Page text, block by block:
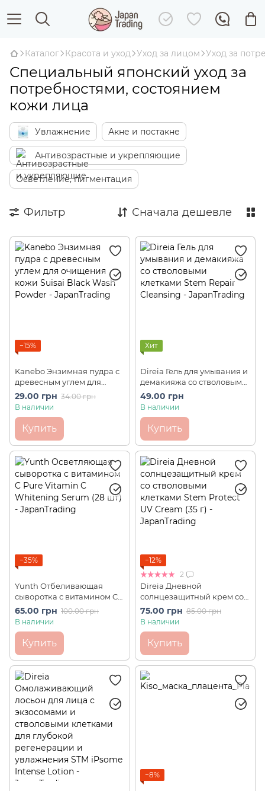
Каталог Красота и уход Уход за лицом Уход за
Специальный японский уход за
потребностями, состоянием
кожи лица
Увлажнение Акне и постакне
Антивозрастные и укрепляющие
Осветление, пигментация
Фильтр Сначала дешевле
−15%
Kanebo Энзимная пудра с
древесным углем для
очищения кожи Suisai
Black Wash Powder 1 шт
29.00 грн 34.00 грн
В наличии
Купить
Хит
Direia Гель для умывания и
демакияжа со стволовыми
клетками Stem Repair
Cleansing (3 мл, пробник)
49.00 грн
В наличии
Купить
−35%
Yunth Отбеливающая
сыворотка с витамином C
Pure Vitamin C Whitening
Serum (1 шт)
65.00 грн 100.00 грн
В наличии
Купить
−12%
2
Direia Дневной
солнцезащитный крем со
стволовыми клетками
Stem Protect UV Cream (1,5 г
75.00 грн 85.00 грн
В наличии
Купить
−8%